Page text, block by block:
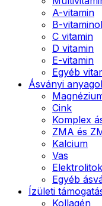
A-vitamin
B-
C vitamin
D vitamin
E-vitamin
Egyéb
Ásványi
Cink
Komplex
ZMA és
Kalcium
Vas
Elektrolitok
Egyéb
Ízületi
Kollagén